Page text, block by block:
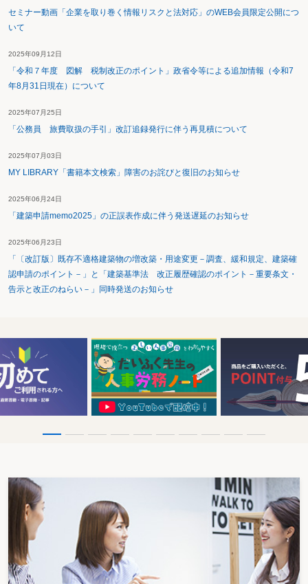
セミナー動画「企業を取り巻く情報リスクと法対応」のWEB会員限定公開につ
いて
2025年09月12日
「令和７年度 図解 税制改正のポイント」政省令等による追加情報（令和7
年8月31日現在）について
2025年07月25日
「公務員 旅費取扱の手引」改訂追録発行に伴う再見積について
2025年07月03日
MY LIBRARY「書籍本文検索」障害のお詫びと復旧のお知らせ
2025年06月24日
「建築申請memo2025」の正誤表作成に伴う発送遅延のお知らせ
2025年06月23日
「〔改訂版〕既存不適格建築物の増改築・用途変更－調査、緩和規定、建築確
認申請のポイント－」と「建築基準法 改正履歴確認のポイント－重要条文・
告示と改正のねらい－」同時発送のお知らせ